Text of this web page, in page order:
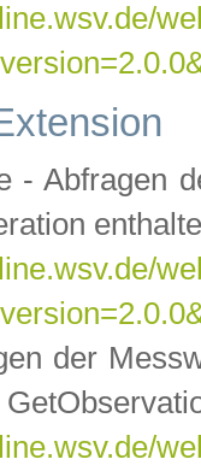
- Abfragen
der